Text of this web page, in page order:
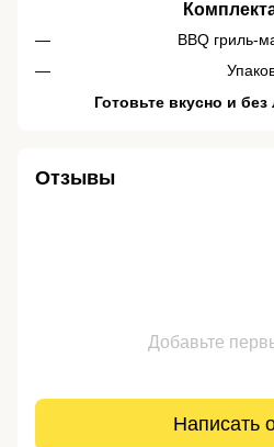
BBQ гриль-
Готовьте вкусно и
Отзывы
Добавьте
Написать